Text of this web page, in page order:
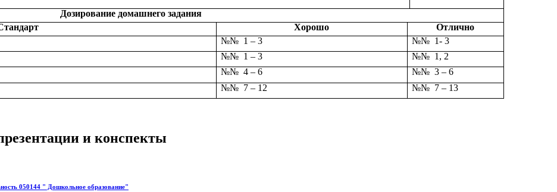
Дозирование домашнего задания
Хорошо
Отлично
№№ 1 – 3
№№ 1- 3
№№ 1 – 3
№№ 1, 2
№№ 4 – 6
№№ 3 – 6
№№ 7 – 12 №№ 7 – 13
и конспекты
050144 " Дошкольное образование"